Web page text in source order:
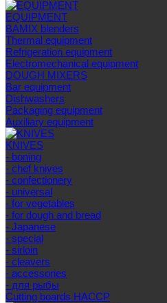
EQUIPMENT
BAMIX blenders
Thermal equipment
Refrigeration equipment
Electromechanical equipment
DOUGH MIXERS
Bar equipment
Dishwashers
Packaging equipment
Auxiliary equipment
KNIVES
- boning
- chef knives
- confectionery
- universal
- for vegetables
- for dough and bread
- Japanese
- special
- sirloin
- cleavers
- accessories
- для рыбы
Cutting boards HACCP